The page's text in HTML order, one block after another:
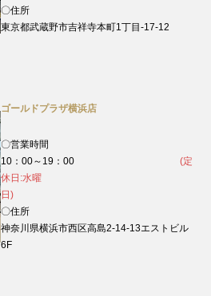
〇住所
東京都武蔵野市吉祥寺本町1丁目-17-12
ゴールドプラザ横浜店
〇営業時間
10：00～19：00 (定
休日:水曜
日)
〇住所
神奈川県横浜市西区高島2-14-13エストビル
6F